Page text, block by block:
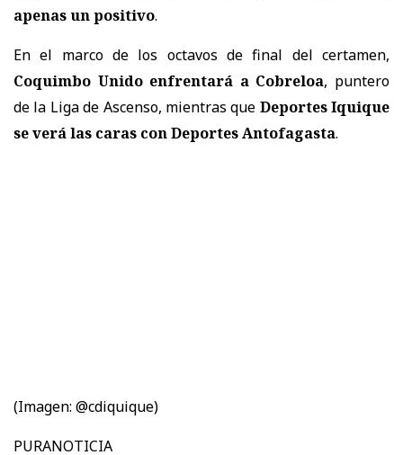
apenas un positivo.
En el marco de los octavos de final del certamen,
Coquimbo Unido enfrentará a Cobreloa, puntero
de la Liga de Ascenso, mientras que Deportes Iquique
se verá las caras con Deportes Antofagasta.
(Imagen: @cdiquique)
PURANOTICIA